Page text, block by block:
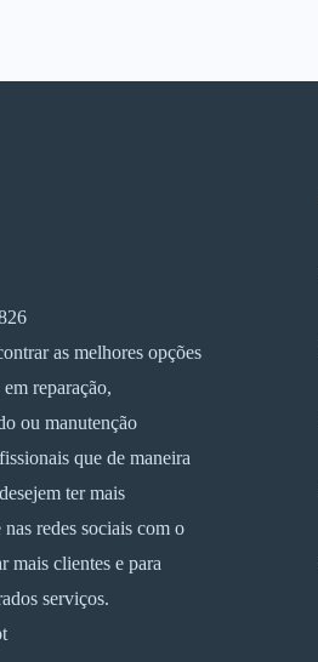
as melhores opções
reparação,
ou manutenção
que de maneira
ter mais
redes sociais com o
mais clientes e para
serviços.